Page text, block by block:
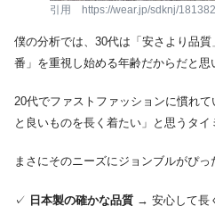
引用 https://wear.jp/sdknj/
僕の分析では、30代は「安さより品
番」を重視し始める年齢だからだと思
20代でファストファッションに慣れ
と良いものを長く着たい」と思うタイ
まさにそのニーズにジョンブルがぴ
✓ 日本製の確かな品質 → 安心して長